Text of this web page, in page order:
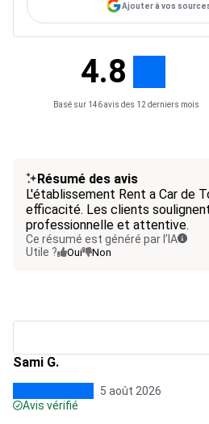
Ajouter à vos
4.8
Basé sur 146 avis des 12 derniers mois
Résumé des avis
L'établissement Rent a Car de
efficacité. Les clients
professionnelle et attentive.
Ce résumé est généré par l’IA
Utile ?
Oui Non
Sami G.
5 août 2026
Avis vérifié